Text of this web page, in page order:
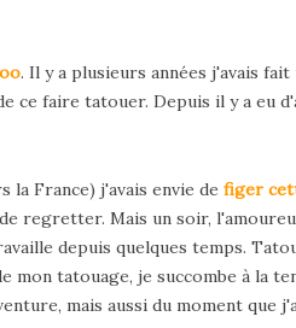
. Il y a plusieurs années j'avais
ce faire tatouer. Depuis il y a eu
France) j'avais envie de figer
regretter. Mais un soir,
depuis quelques temps.
mon tatouage, je succombe à la
mais aussi du moment que